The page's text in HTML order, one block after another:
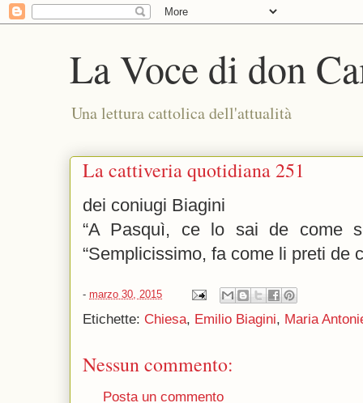
La Voce di don
Una lettura cattolica dell'attualità
La cattiveria quotidiana 251
dei coniugi Biagini
“A Pasquì, ce lo sai de come
“Semplicissimo, fa come li preti de
- marzo 30, 2015
Etichette: Chiesa, Emilio Biagini, Maria
Nessun commento:
Posta un commento